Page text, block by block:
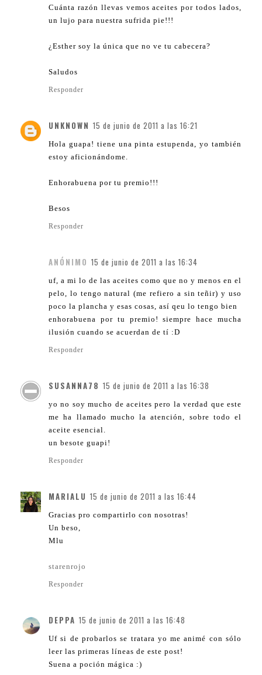
Cuánta razón llevas vemos aceites por todos lados,
un lujo para nuestra sufrida pie!!!
¿Esther soy la única que no ve tu cabecera?
Saludos
Responder
UNKNOWN 15 de junio de 2011 a las 16:21
Hola guapa! tiene una pinta estupenda, yo también
estoy aficionándome.
Enhorabuena por tu premio!!!
Besos
Responder
ANÓNIMO 15 de junio de 2011 a las 16:34
uf, a mi lo de las aceites como que no y menos en el
pelo, lo tengo natural (me refiero a sin teñir) y uso
poco la plancha y esas cosas, así qeu lo tengo bien
enhorabuena por tu premio! siempre hace mucha
ilusión cuando se acuerdan de tí :D
Responder
SUSANNA78 15 de junio de 2011 a las 16:38
yo no soy mucho de aceites pero la verdad que este
me ha llamado mucho la atención, sobre todo el
aceite esencial.
un besote guapi!
Responder
MARIALU 15 de junio de 2011 a las 16:44
Gracias pro compartirlo con nosotras!
Un beso,
Mlu
starenrojo
Responder
DEPPA 15 de junio de 2011 a las 16:48
Uf si de probarlos se tratara yo me animé con sólo
leer las primeras líneas de este post!
Suena a poción mágica :)